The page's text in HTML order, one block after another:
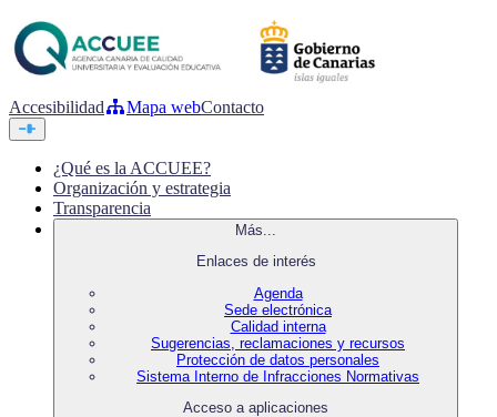
Accesibilidad Mapa webContacto
¿Qué es la ACCUEE?
Organización y estrategia
Transparencia
Más...
Enlaces de interés
Agenda
Sede electrónica
Calidad interna
Sugerencias, reclamaciones y recursos
Protección de datos personales
Sistema Interno de Infracciones Normativas
Acceso a aplicaciones